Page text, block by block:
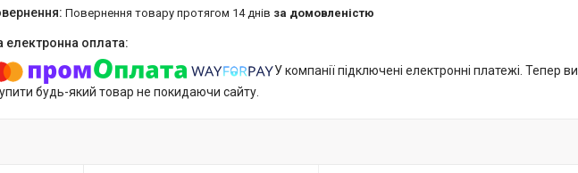
повернення товару протягом 14 днів за домовленістю
У компанії підключені електронні платежі. Тепер ви
будь-який товар не покидаючи сайту.